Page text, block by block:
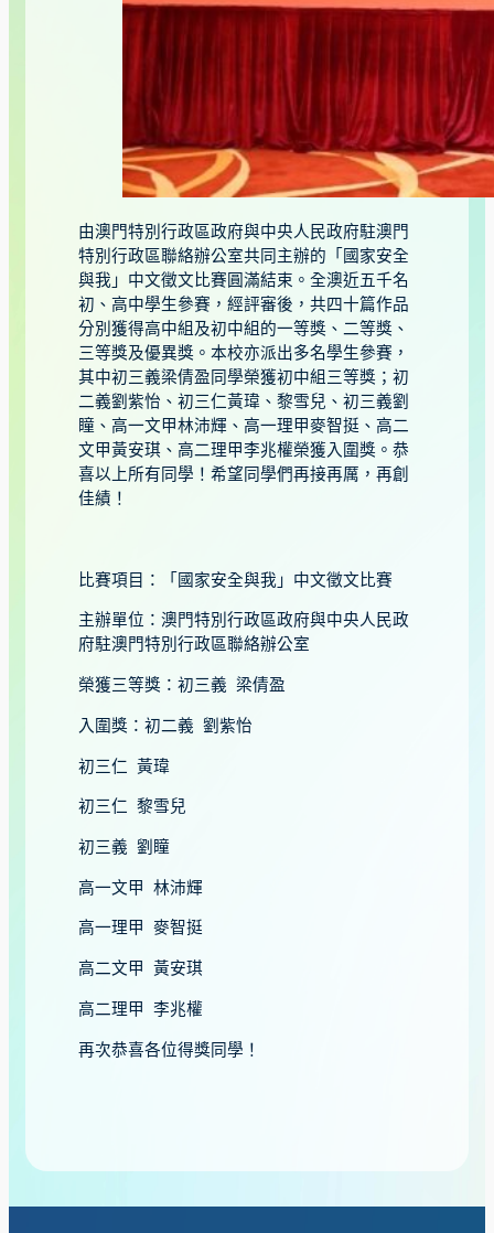
由澳門特別行政區政府與中央人民政府駐澳門
特別行政區聯絡辦公室共同主辦的「國家安全
與我」中文徵文比賽圓滿結束。全澳近五千名
初、高中學生參賽，經評審後，共四十篇作品
分別獲得高中組及初中組的一等獎、二等獎、
三等獎及優異獎。本校亦派出多名學生參賽，
其中初三義梁倩盈同學榮獲初中組三等獎；初
二義劉紫怡、初三仁黃瑋、黎雪兒、初三義劉
瞳、高一文甲林沛輝、高一理甲麥智挺、高二
文甲黃安琪、高二理甲李兆權榮獲入圍獎。恭
喜以上所有同學！希望同學們再接再厲，再創
佳績！
比賽項目：「國家安全與我」中文徵文比賽
主辦單位：澳門特別行政區政府與中央人民政
府駐澳門特別行政區聯絡辦公室
榮獲三等獎：初三義 梁倩盈
入圍獎：初二義 劉紫怡
初三仁 黃瑋
初三仁 黎雪兒
初三義 劉瞳
高一文甲 林沛輝
高一理甲 麥智挺
高二文甲 黃安琪
高二理甲 李兆權
再次恭喜各位得獎同學！